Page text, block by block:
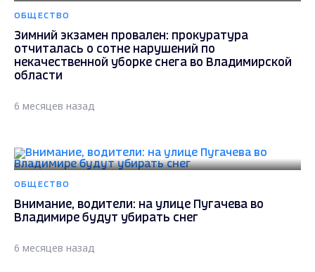
ОБЩЕСТВО
Зимний экзамен провален: прокуратура
отчиталась о сотне нарушений по
некачественной уборке снега во Владимирской
области
6 месяцев назад
ОБЩЕСТВО
Внимание, водители: на улице Пугачева во
Владимире будут убирать снег
6 месяцев назад